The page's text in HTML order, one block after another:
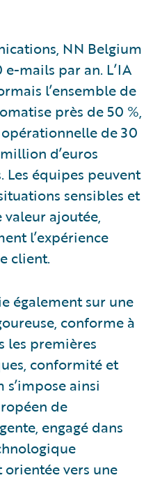
NN Belgium
mails par an. L’IA
l’ensemble de
près de 50 %,
de 30
d’euros
Les équipes peuvent
sensibles et
ajoutée,
l’expérience
client.
également sur une
conforme à
les premières
conformité et
ainsi
de
engagé dans
vers une